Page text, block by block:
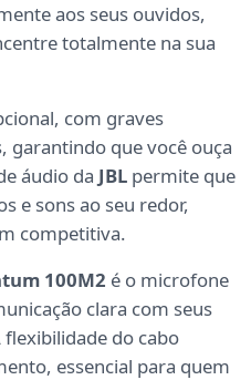
aos seus ouvidos,
totalmente na sua
com graves
garantindo que você ouça
áudio da JBL permite que
e sons ao seu redor,
competitiva.
100M2 é o microfone
clara com seus
do cabo
essencial para quem